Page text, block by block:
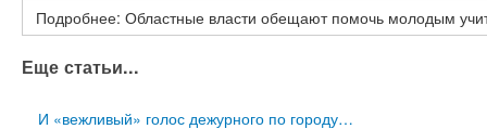
Подробнее: Областные власти обещают помочь молодым
Еще статьи...
И «вежливый» голос дежурного по городу…